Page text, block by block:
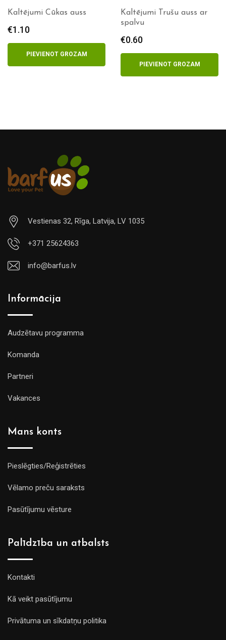
Kaltējumi Cūkas auss
€1.10
PIEVIENOT GROZAM
Kaltējumi Trušu auss ar
spalvu
€0.60
PIEVIENOT GROZAM
Vestienas 32, Rīga, Latvija, LV 1035
+371 25624363
info@barfus.lv
Informācija
Audzētavu programma
Komanda
Partneri
Vakances
Mans konts
Pieslēgties/Reģistrēties
Vēlamo preču saraksts
Pasūtījumu vēsture
Palīdzība un atbalsts
Kontakti
Kā veikt pasūtījumu
Privātuma un sīkdatņu politika